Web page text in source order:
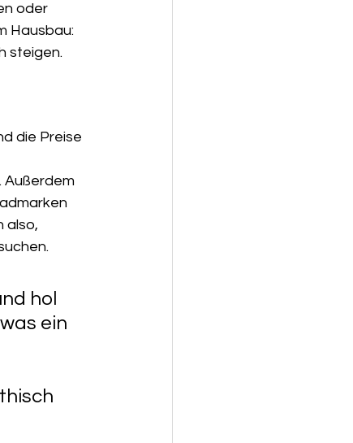
oder
Hausbau:
steigen.
die Preise
Außerdem
also,
hol
ein